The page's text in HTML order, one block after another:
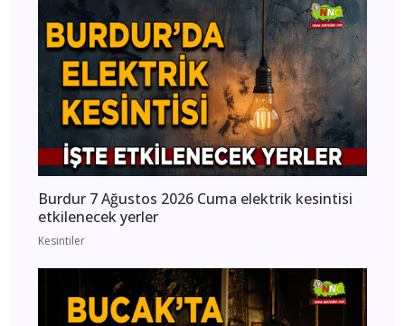
Burdur 7 Ağustos 2026 Cuma elektrik kesintisi
etkilenecek yerler
Kesintiler